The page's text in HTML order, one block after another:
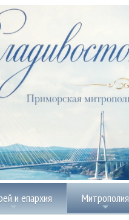
и епархия Митрополия